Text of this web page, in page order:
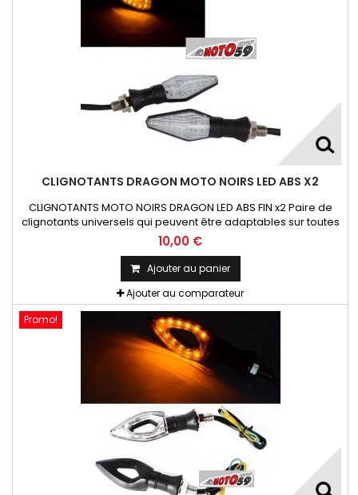
CLIGNOTANTS DRAGON MOTO NOIRS LED ABS X2
CLIGNOTANTS MOTO NOIRS DRAGON LED ABS FIN x2 Paire de
clignotants universels qui peuvent être adaptables sur toutes
motos ou scooters
10,00 €
Ajouter au panier
Ajouter au comparateur
Promo!